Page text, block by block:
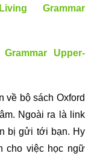
Grammar
Upper-
về bộ sách Oxford
Ngoài ra là link
bị gửi tới bạn. Hy
cho việc học ngữ